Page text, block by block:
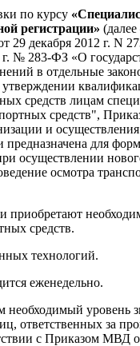
по курсу
регистрации»
29 декабря 2012 г. N
№ 283-ФЗ «О
в отдельные
средств лицам
средств",
и осуществления
для
осуществлении
осмотра
средств.
технологий.
еженедельно.
необходимый уровень
ответственных за
с Приказом МВД